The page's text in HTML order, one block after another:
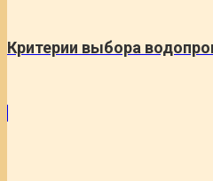
Критерии выбора